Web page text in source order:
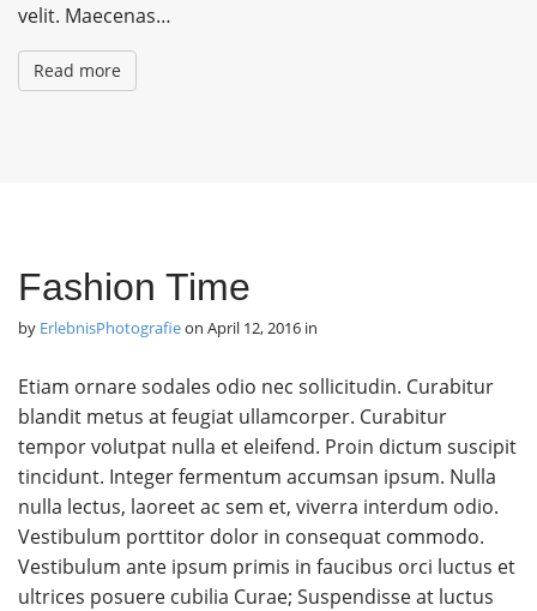
velit. Maecenas…
Read more
Fashion Time
by ErlebnisPhotografieon April 12, 2016 in
Etiam ornare sodales odio nec sollicitudin. Curabitur
blandit metus at feugiat ullamcorper. Curabitur
tempor volutpat nulla et eleifend. Proin dictum suscipit
tincidunt. Integer fermentum accumsan ipsum. Nulla
nulla lectus, laoreet ac sem et, viverra interdum odio.
Vestibulum porttitor dolor in consequat commodo.
Vestibulum ante ipsum primis in faucibus orci luctus et
ultrices posuere cubilia Curae; Suspendisse at luctus